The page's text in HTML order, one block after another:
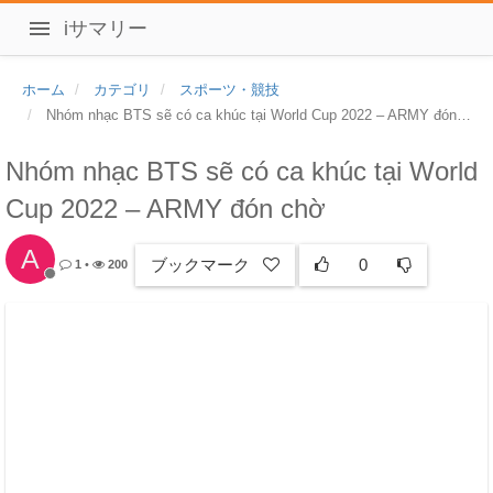
iサマリー
ホーム カテゴリ
スポーツ・競技
Nhóm nhạc BTS sẽ có ca khúc tại World Cup 2022 – ARMY đón chờ
Nhóm nhạc BTS sẽ có ca khúc tại World
Cup 2022 – ARMY đón chờ
A 1 • 200 ブックマーク 0